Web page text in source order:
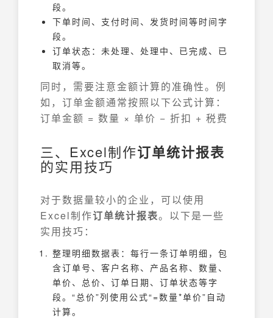
段。
下单时间、支付时间、发货时间等时间字
段。
订单状态：未处理、处理中、已完成、已
取消等。
同时，需要注意金额计算的准确性。例
如，订单金额通常按照以下公式计算：
订单金额 = 数量 × 单价 − 折扣 + 税费
三、Excel制作订单统计报表
的实用技巧
对于数据量较小的企业，可以使用
Excel制作订单统计报表。以下是一些
实用技巧：
整理明细数据表：每行一条订单明细，包
含订单号、客户名称、产品名称、数量、
单价、总价、订单日期、订单状态等字
段。“总价”列使用公式“=数量*单价”自动
计算。